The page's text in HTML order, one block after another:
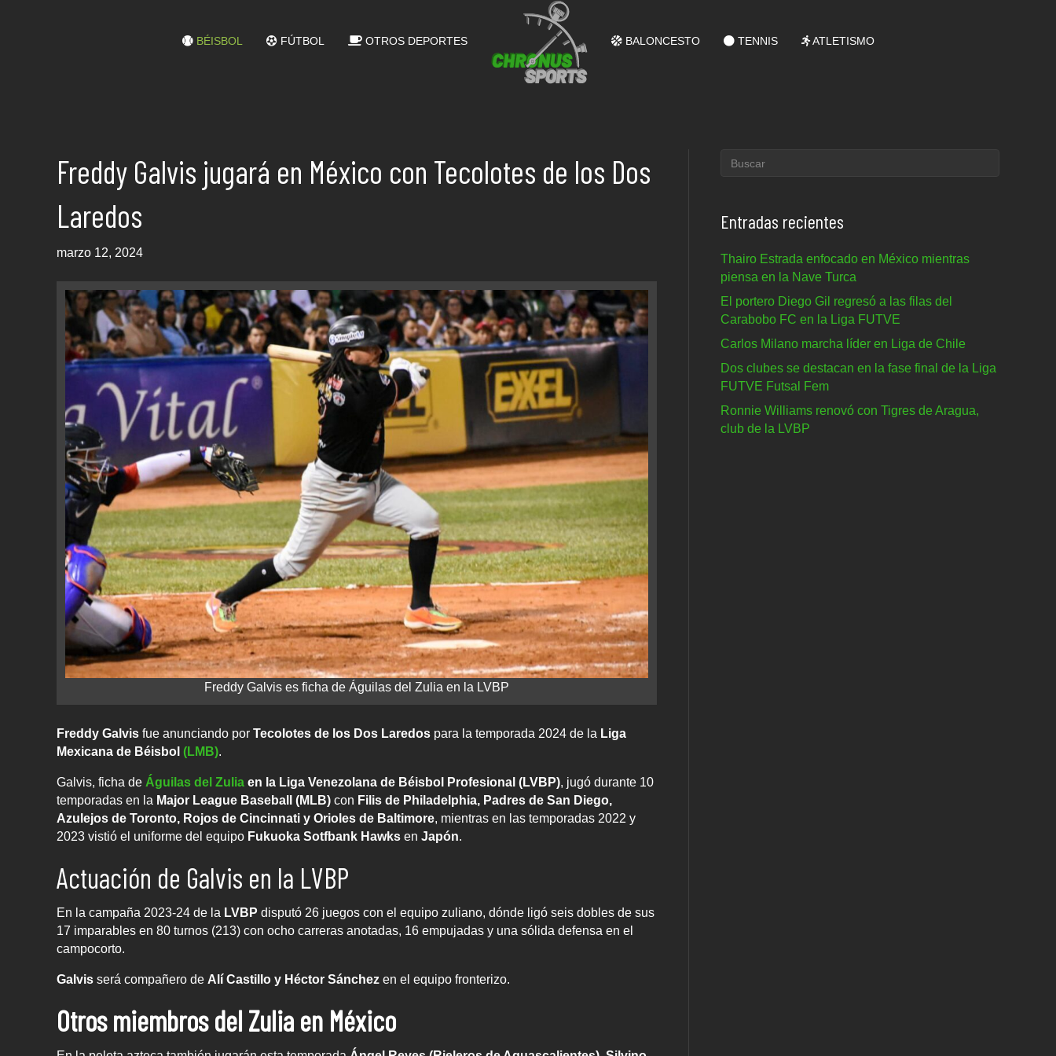
BÉISBOL FÚTBOL OTROS DEPORTES BALONCESTO TENNIS ATLETISMO
Freddy Galvis jugará en México con Tecolotes de los Dos
Laredos
marzo 12, 2024
Freddy Galvis es ficha de Águilas del Zulia en la LVBP
Freddy Galvis fue anunciando por Tecolotes de los Dos Laredos para la temporada 2024 de la Liga
Mexicana de Béisbol (LMB).
Galvis, ficha de Águilas del Zulia en la Liga Venezolana de Béisbol Profesional (LVBP), jugó durante 10
temporadas en la Major League Baseball (MLB) con Filis de Philadelphia, Padres de San Diego,
Azulejos de Toronto, Rojos de Cincinnati y Orioles de Baltimore, mientras en las temporadas 2022 y
2023 vistió el uniforme del equipo Fukuoka Sotfbank Hawks en Japón.
Actuación de Galvis en la LVBP
En la campaña 2023-24 de la LVBP disputó 26 juegos con el equipo zuliano, dónde ligó seis dobles de sus
17 imparables en 80 turnos (213) con ocho carreras anotadas, 16 empujadas y una sólida defensa en el
campocorto.
Galvis será compañero de Alí Castillo y Héctor Sánchez en el equipo fronterizo.
Otros miembros del Zulia en México
Entradas recientes
Thairo Estrada enfocado en México mientras
piensa en la Nave Turca
El portero Diego Gil regresó a las filas del
Carabobo FC en la Liga FUTVE
Carlos Milano marcha líder en Liga de Chile
Dos clubes se destacan en la fase final de la Liga
FUTVE Futsal Fem
Ronnie Williams renovó con Tigres de Aragua,
club de la LVBP